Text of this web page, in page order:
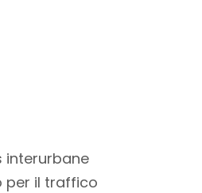
interurbane
per il traffico